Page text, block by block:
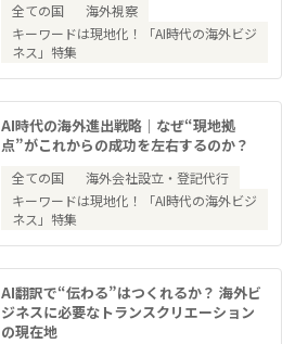
全ての国
海外視察
キーワードは現地化！「AI時代の海外ビジ
ネス」特集
AI時代の海外進出戦略｜なぜ“現地拠
点”がこれからの成功を左右するのか？
全ての国
海外会社設立・登記代行
キーワードは現地化！「AI時代の海外ビジ
ネス」特集
AI翻訳で“伝わる”はつくれるか？ 海外ビ
ジネスに必要なトランスクリエーション
の現在地